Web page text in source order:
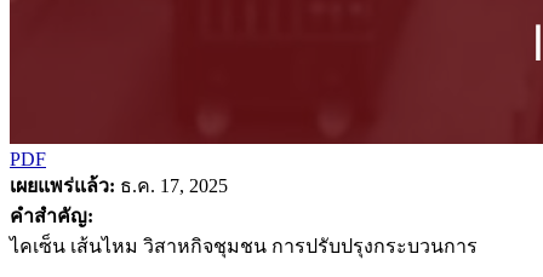
PDF
เผยแพร่แล้ว: ธ.ค. 17, 2025
คำสำคัญ:
ไคเซ็น เส้นไหม วิสาหกิจชุมชน การปรับปรุงกระบวนการ